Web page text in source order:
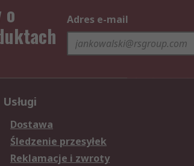
o
Adres e-mail
Usługi
Dostawa
Śledzenie przesyłek
Reklamacje i zwroty